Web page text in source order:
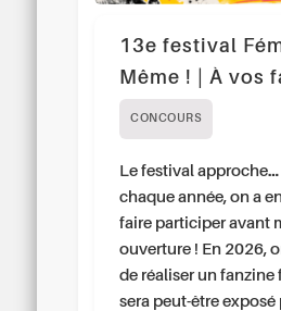
13e festival
Même ! | À vos
CONCOURS
Le festival
chaque année, on a
faire participer avant
ouverture ! En 2026,
de réaliser un fanzine
sera peut-être